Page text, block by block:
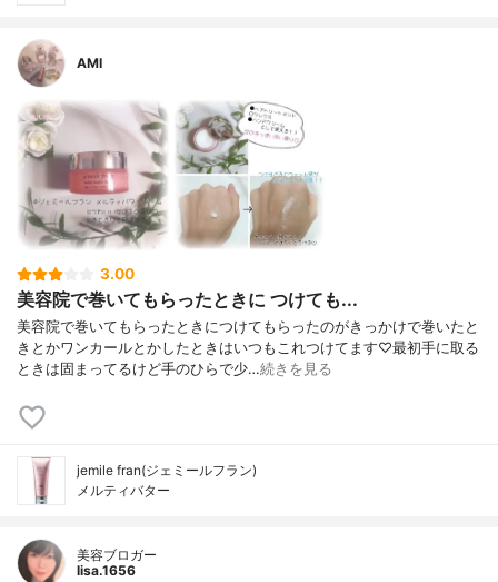
AMI
3.00
美容院で巻いてもらったときに つけても...
美容院で巻いてもらったときにつけてもらったのがきっかけで巻いたと
きとかワンカールとかしたときはいつもこれつけてます♡最初手に取る
ときは固まってるけど手のひらで少…続きを見る
jemile fran(ジェミールフラン)
メルティバター
美容ブロガー
lisa.1656